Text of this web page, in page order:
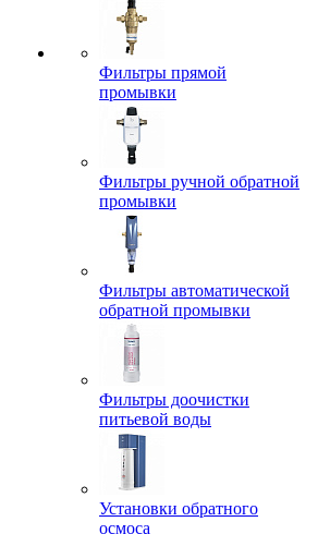
Фильтры прямой
промывки
Фильтры ручной обратной
промывки
Фильтры автоматической
обратной промывки
Фильтры доочистки
питьевой воды
Установки обратного
осмоса